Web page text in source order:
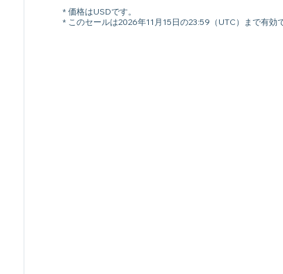
* 価格はUSDです。
* このセールは2026年11月15日の23:59（UTC）まで有効